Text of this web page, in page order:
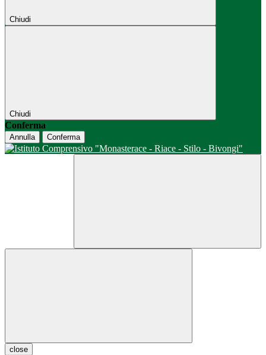
Chiudi
Chiudi
Conferma
Annulla Conferma
close